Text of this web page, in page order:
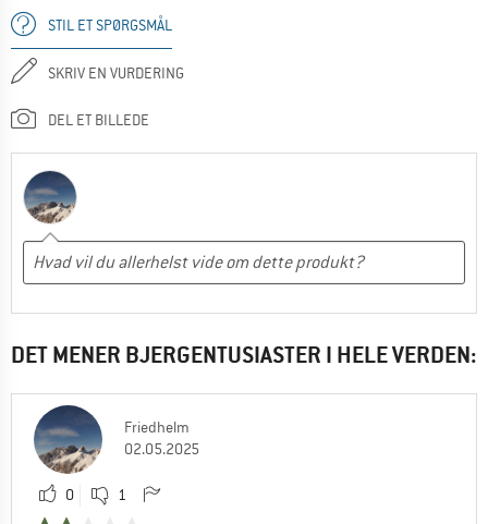
STIL ET SPØRGSMÅL
SKRIV EN VURDERING
DEL ET BILLEDE
DET MENER BJERGENTUSIASTER I HELE VERDEN:
Friedhelm
02.05.2025
0 1